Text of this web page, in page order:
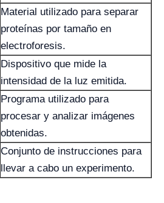
Material utilizado para separar
proteínas por tamaño en
electroforesis.
Dispositivo que mide la
intensidad de la luz emitida.
Programa utilizado para
procesar y analizar imágenes
obtenidas.
Conjunto de instrucciones para
llevar a cabo un experimento.